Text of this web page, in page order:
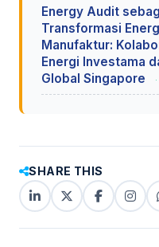
Energy Audit
Transformasi
Manufaktur:
Energi Investama
Global Singapore
SHARE THIS
LinkedIn
X
(Twitter)
Facebook